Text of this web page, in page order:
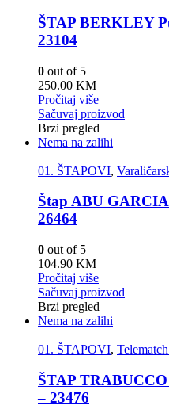
ŠTAP BERKLEY
23104
0 out of 5
250.00 KM
Pročitaj više
Sačuvaj proizvod
Brzi pregled
Nema na zalihi
01. ŠTAPOVI,
Štap ABU
26464
0 out of 5
104.90 KM
Pročitaj više
Sačuvaj proizvod
Brzi pregled
Nema na zalihi
01. ŠTAPOVI,
ŠTAP
– 23476